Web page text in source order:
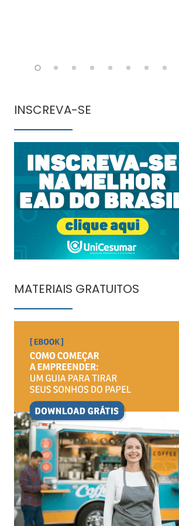
INSCREVA-SE
MATERIAIS GRATUITOS